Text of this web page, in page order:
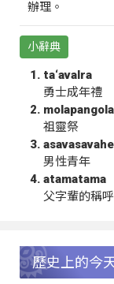
辦理。
小辭典
ta‘avalra
勇士成年禮
祖靈祭
asavasavahe
男性青年
atamatama
父字輩的稱呼
歷史上的今